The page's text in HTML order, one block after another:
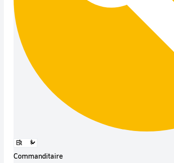
Commanditaire